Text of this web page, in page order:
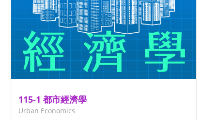
115-1 都市經濟學
Urban Economics